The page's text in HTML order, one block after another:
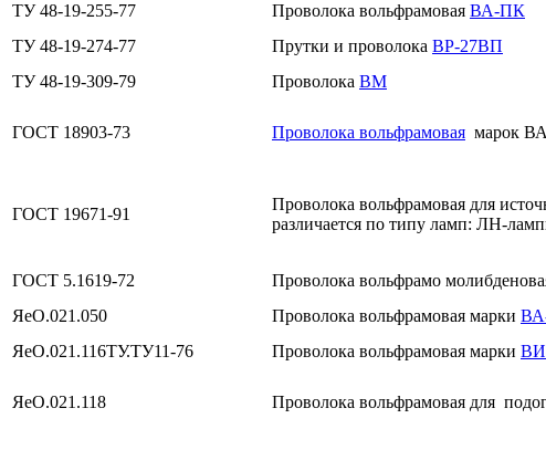
ТУ 48-19-255-77
Проволока вольфрамовая ВА-ПК
ТУ 48-19-274-77
Прутки и проволока ВР-27ВП
ТУ 48-19-309-79
Проволока ВМ
ГОСТ 18903-73 Проволока вольфрамовая марок
ГОСТ 19671-91
Проволока вольфрамовая для
различается по типу ламп: ЛН-
ГОСТ 5.1619-72 Проволока вольфрамо
ЯеО.021.050
Проволока вольфрамовая марки
ЯеО.021.116ТУ.ТУ11-76
Проволока вольфрамовая марки
ЯеО.021.118 Проволока вольфрамовая для